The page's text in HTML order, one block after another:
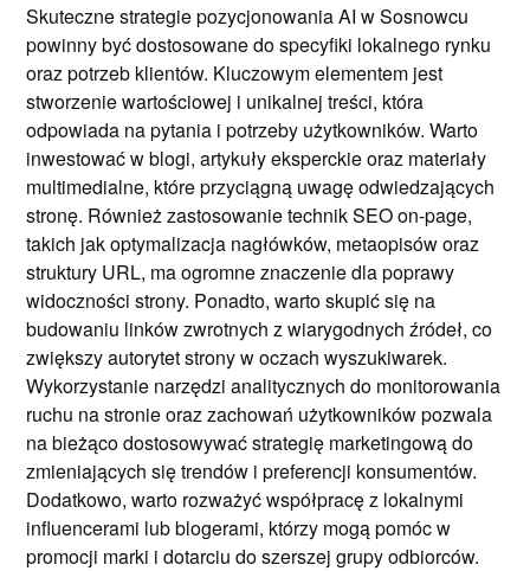
Skuteczne strategie pozycjonowania AI w Sosnowcu
powinny być dostosowane do specyfiki lokalnego rynku
oraz potrzeb klientów. Kluczowym elementem jest
stworzenie wartościowej i unikalnej treści, która
odpowiada na pytania i potrzeby użytkowników. Warto
inwestować w blogi, artykuły eksperckie oraz materiały
multimedialne, które przyciągną uwagę odwiedzających
stronę. Również zastosowanie technik SEO on-page,
takich jak optymalizacja nagłówków, metaopisów oraz
struktury URL, ma ogromne znaczenie dla poprawy
widoczności strony. Ponadto, warto skupić się na
budowaniu linków zwrotnych z wiarygodnych źródeł, co
zwiększy autorytet strony w oczach wyszukiwarek.
Wykorzystanie narzędzi analitycznych do monitorowania
ruchu na stronie oraz zachowań użytkowników pozwala
na bieżąco dostosowywać strategię marketingową do
zmieniających się trendów i preferencji konsumentów.
Dodatkowo, warto rozważyć współpracę z lokalnymi
influencerami lub blogerami, którzy mogą pomóc w
promocji marki i dotarciu do szerszej grupy odbiorców.